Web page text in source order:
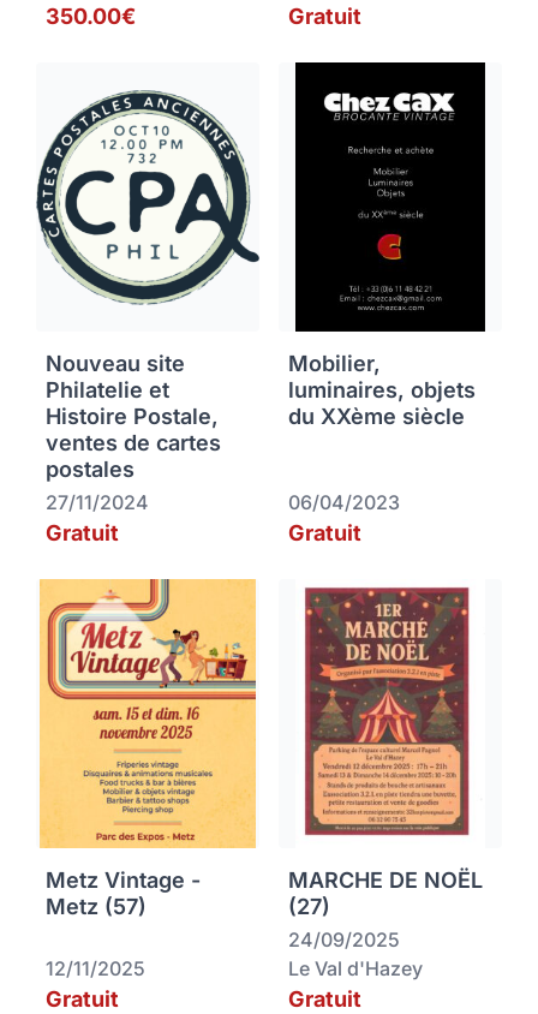
350.00€ Gratuit
Nouveau site
Philatelie et
Histoire Postale,
ventes de cartes
postales
27/11/2024
Gratuit
Mobilier,
luminaires, objets
du XXème siècle
06/04/2023
Gratuit
Metz Vintage -
Metz (57)
12/11/2025
Gratuit
MARCHE DE NOËL
(27)
24/09/2025
Le Val d'Hazey
Gratuit